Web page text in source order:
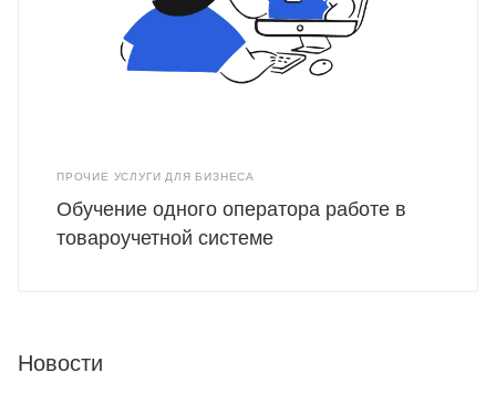
ПРОЧИЕ УСЛУГИ ДЛЯ БИЗНЕСА
Обучение одного оператора работе в
товароучетной системе
Новости